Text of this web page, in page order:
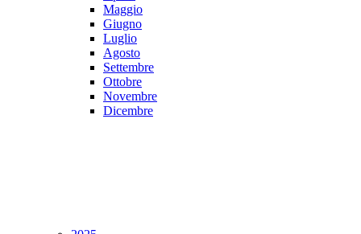
Maggio
Giugno
Luglio
Agosto
Settembre
Ottobre
Novembre
Dicembre